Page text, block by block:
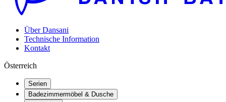
Über Dansani
Technische Information
Kontakt
Österreich
Serien
Badezimmermöbel & Dusche